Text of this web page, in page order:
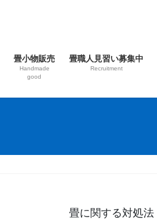
畳小物販売
Handmade
good
畳職人見習い募集中
Recruitment
畳に関する対処法